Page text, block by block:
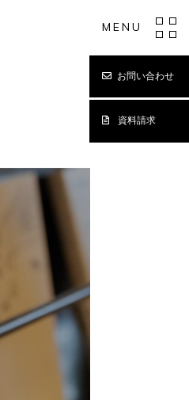
MENU
お問い合わせ
資料請求